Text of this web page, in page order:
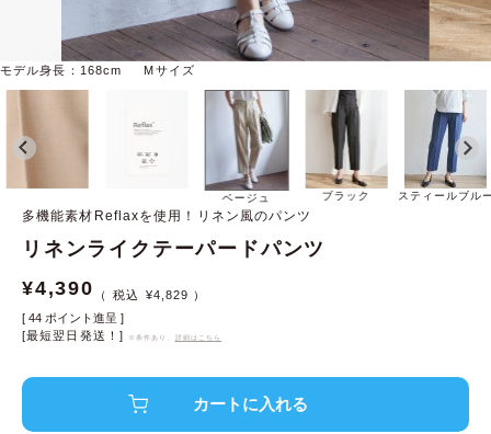
モデル身長：168cm Mサイズ
ベージュ ブラック スティールブル
多機能素材Reflaxを使用！リネン風のパンツ
リネンライクテーパードパンツ
¥4,390 ¥4,829
[ 44 ポイント進呈 ]
[最短翌日発送！]
※条件あり、 詳細はこちら